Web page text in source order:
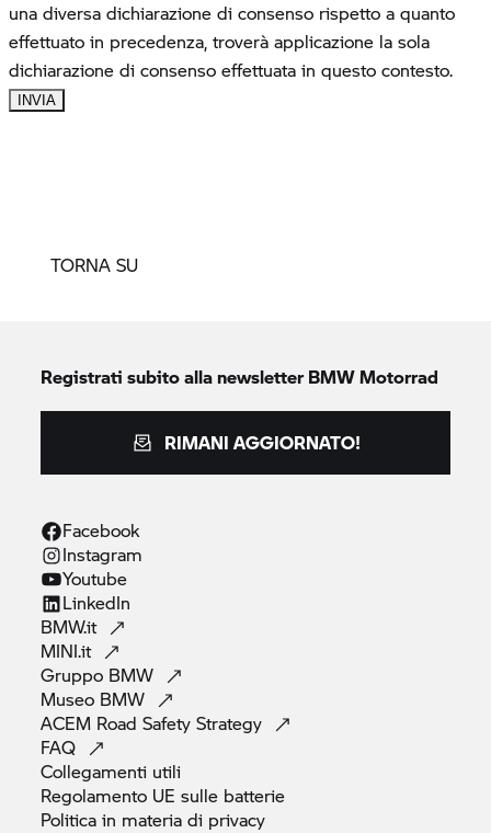
TORNA SU
Registrati subito alla newsletterBMW Motorrad
RIMANI AGGIORNATO!
Facebook
Instagram
Youtube
LinkedIn
BMW.it
MINI.it
Gruppo BMW
Museo BMW
ACEM Road SafetyStrategy
FAQ
Collegamenti utili
Regolamento UE sulle batterie
Politica in materia di privacy